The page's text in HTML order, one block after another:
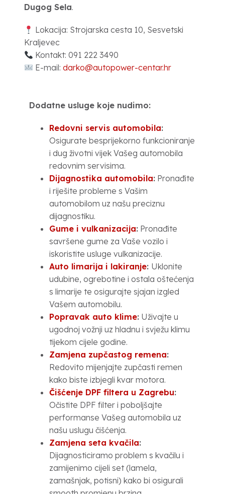
Dugog Sela.
Lokacija: Strojarska cesta 10, Sesvetski
Kraljevec
Kontakt: 091 222 3490
E-mail:darko@autopower-centar.hr
Dodatne usluge koje nudimo:
Redovni servis automobila:
Osigurate besprijekorno funkcioniranje
i dug životni vijek Vašeg automobila
redovnim servisima.
Dijagnostika automobila:Pronađite
i riješite probleme s Vašim
automobilom uz našu preciznu
dijagnostiku.
Gume i vulkanizacija:Pronađite
savršene gume za Vaše vozilo i
iskoristite usluge vulkanizacije.
Auto limarija i lakiranje: Uklonite
udubine, ogrebotine i ostala oštećenja
s limarije te osigurajte sjajan izgled
Vašem automobilu.
Popravak auto klime:Uživajte u
ugodnoj vožnji uz hladnu i svježu klimu
tijekom cijele godine.
Zamjena zupčastog remena:
Redovito mijenjajte zupčasti remen
kako biste izbjegli kvar motora.
Čišćenje DPF filtera u Zagrebu:
Očistite DPF filter i poboljšajte
performanse Vašeg automobila uz
našu uslugu čišćenja.
Zamjena seta kvačila:
Dijagnosticiramo problem s kvačilu i
zamijenimo cijeli set (lamela,
zamašnjak, potisni) kako bi osigurali